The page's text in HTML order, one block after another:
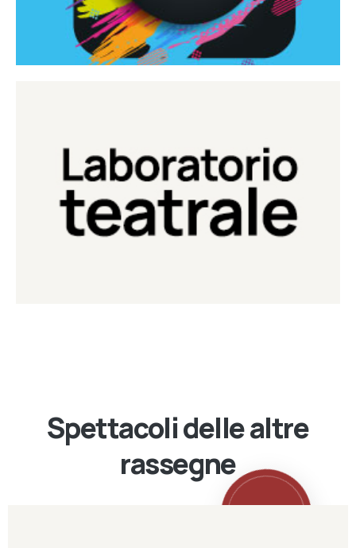
Laboratorio Teatrale
Laboratorio di teatro del Teatro Eduardo de Filippo
Continua
Spettacoli delle altre
rassegne